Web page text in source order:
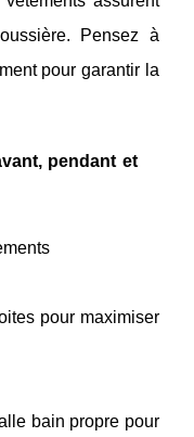
Pensez à
pour garantir la
pendant et
pour maximiser
bain propre pour